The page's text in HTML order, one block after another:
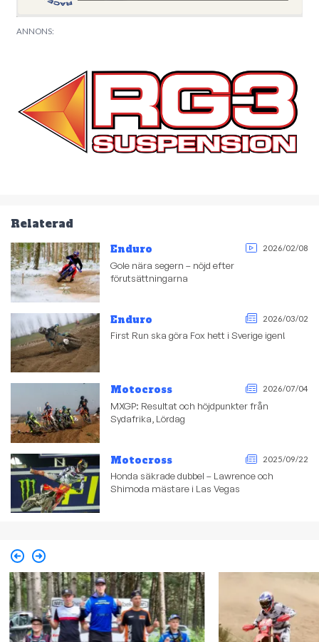
ANNONS:
Relaterad
Enduro 2026/02/08
Gole nära segern – nöjd efter
förutsättningarna
Enduro 2026/03/02
First Run ska göra Fox hett i Sverige igen!
Motocross 2026/07/04
MXGP: Resultat och höjdpunkter från
Sydafrika, Lördag
Motocross 2025/09/22
Honda säkrade dubbel – Lawrence och
Shimoda mästare i Las Vegas